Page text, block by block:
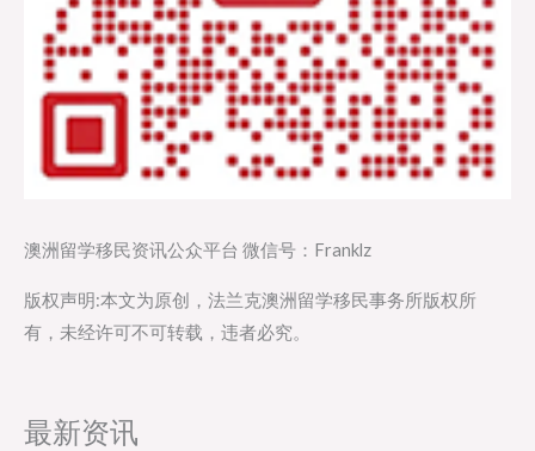
澳洲留学移民资讯公众平台 微信号：Franklz
版权声明:本文为原创，法兰克澳洲留学移民事务所版权所
有，未经许可不可转载，违者必究。
最新资讯